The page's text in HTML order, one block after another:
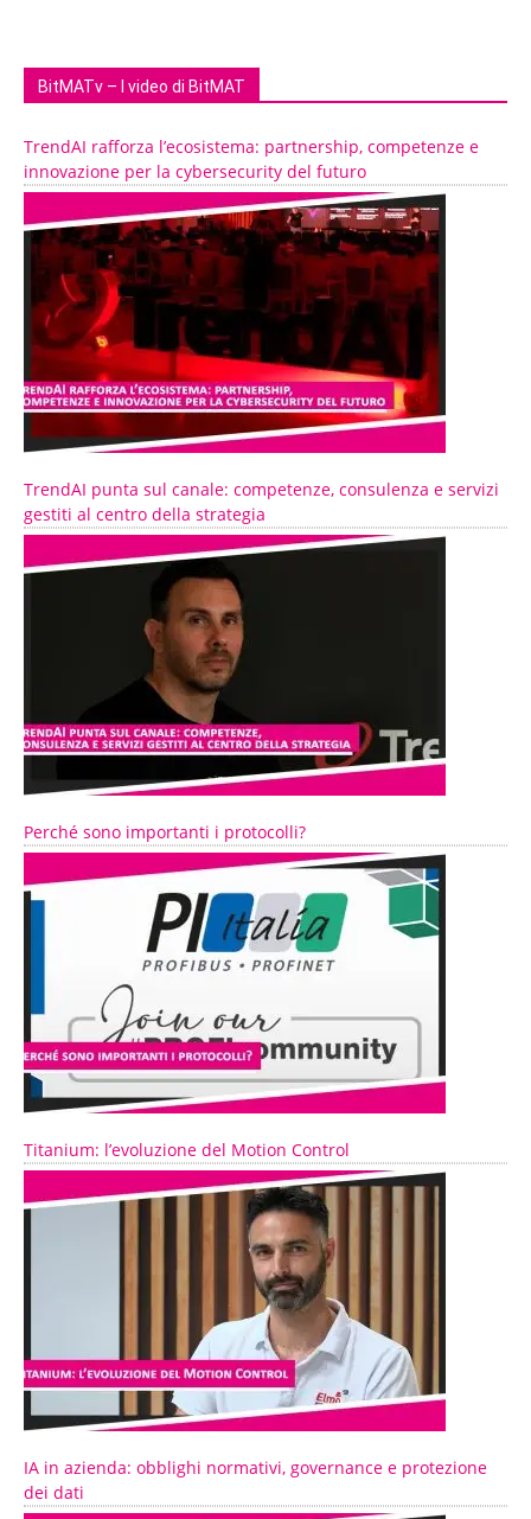
BitMATv – I video di BitMAT
TrendAI rafforza l’ecosistema: partnership, competenze e
innovazione per la cybersecurity del futuro
TrendAI punta sul canale: competenze, consulenza e servizi
gestiti al centro della strategia
Perché sono importanti i protocolli?
Titanium: l’evoluzione del Motion Control
IA in azienda: obblighi normativi, governance e protezione
dei dati